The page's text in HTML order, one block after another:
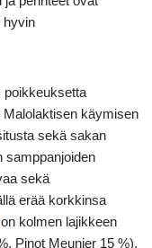
hyvin
poikkeuksetta
Malolaktisen käymisen
sekä sakan
samppanjoiden
sekä
erää korkkinsa
on kolmen lajikkeen
Pinot Meunier 15 %).